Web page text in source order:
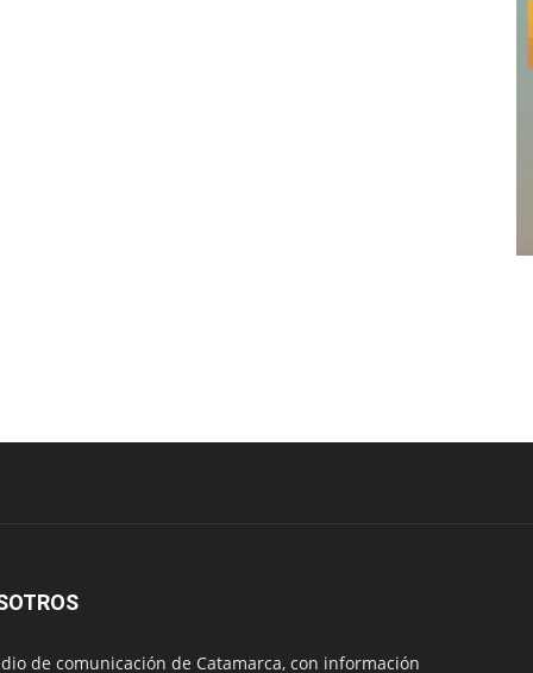
de comunicación de Catamarca, con información